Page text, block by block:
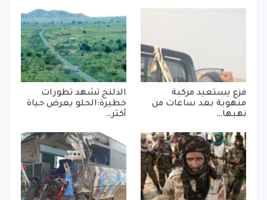
فزع يستعيد مركبة
منهوبة بعد ساعات من
نهبها…
الدلنج تشهد تطورات
خطيرة:الحلو يعرض حياة
أكثر…